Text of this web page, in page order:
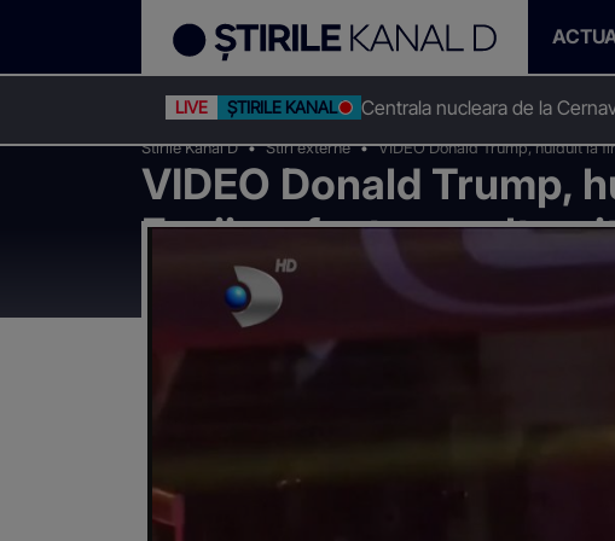
LIVE ȘTIRILE KANAL D Centrala nucleara de la
Stirile Kanal D Stiri externe VIDEO Donald Trump, huiduit la
VIDEO Donald Trump,
Fanii au fost
infernale